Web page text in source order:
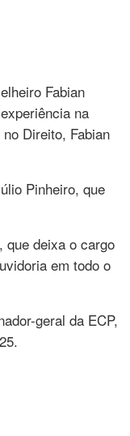
Fabian
na
Direito, Fabian
Pinheiro, que
que deixa o cargo
em todo o
geral da ECP,